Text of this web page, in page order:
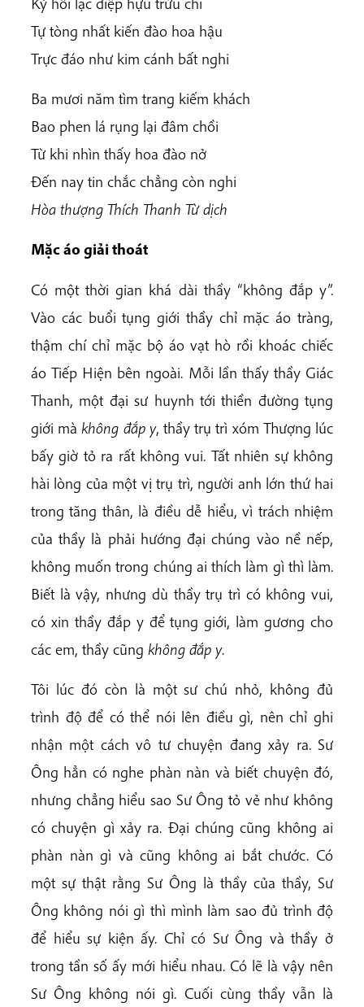
Tự tòng nhất kiến đào hoa hậu
Trực đáo như kim cánh bất nghi
Ba mươi năm tìm trang kiếm khách
Bao phen lá rụng lại đâm chồi
Từ khi nhìn thấy hoa đào nở
Đến nay tin chắc chẳng còn nghi
Hòa thượng Thích Thanh Từ dịch
Mặc áo giải thoát
Có một thời gian khá dài thầy “không đắp y”.
Vào các buổi tụng giới thầy chỉ mặc áo tràng,
thậm chí chỉ mặc bộ áo vạt hò rồi khoác chiếc
áo Tiếp Hiện bên ngoài. Mỗi lần thấy thầy Giác
Thanh, một đại sư huynh tới thiền đường tụng
giới mà không đắp y, thầy trụ trì xóm Thượng lúc
bấy giờ tỏ ra rất không vui. Tất nhiên sự không
hài lòng của một vị trụ trì, người anh lớn thứ hai
trong tăng thân, là điều dễ hiểu, vì trách nhiệm
của thầy là phải hướng đại chúng vào nề nếp,
không muốn trong chúng ai thích làm gì thì làm.
Biết là vậy, nhưng dù thầy trụ trì có không vui,
có xin thầy đắp y để tụng giới, làm gương cho
các em, thầy cũng không đắp y.
Tôi lúc đó còn là một sư chú nhỏ, không đủ
trình độ để có thể nói lên điều gì, nên chỉ ghi
nhận một cách vô tư chuyện đang xảy ra. Sư
Ông hẳn có nghe phàn nàn và biết chuyện đó,
nhưng chẳng hiểu sao Sư Ông tỏ vẻ như không
có chuyện gì xảy ra. Đại chúng cũng không ai
phàn nàn gì và cũng không ai bắt chước. Có
một sự thật rằng Sư Ông là thầy của thầy, Sư
Ông không nói gì thì mình làm sao đủ trình độ
để hiểu sự kiện ấy. Chỉ có Sư Ông và thầy ở
trong tần số ấy mới hiểu nhau. Có lẽ là vậy nên
Sư Ông không nói gì. Cuối cùng thầy vẫn là